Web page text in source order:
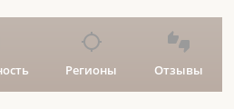
location_searching
Регионы
thumbs_up_down
Отзывы